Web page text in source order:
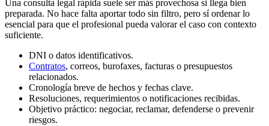
Una consulta legal rápida suele ser más provechosa si llega bien
preparada. No hace falta aportar todo sin filtro, pero sí ordenar lo
esencial para que el profesional pueda valorar el caso con contexto
suficiente.
DNI o datos identificativos.
Contratos, correos, burofaxes, facturas o presupuestos
relacionados.
Cronología breve de hechos y fechas clave.
Resoluciones, requerimientos o notificaciones recibidas.
Objetivo práctico: negociar, reclamar, defenderse o prevenir
riesgos.